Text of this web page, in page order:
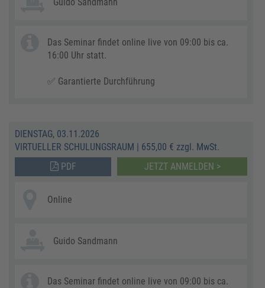
Guido Sandmann
Das Seminar findet online live von 09:00 bis ca.
16:00 Uhr statt.
✅ Garantierte Durchführung
DIENSTAG, 03.11.2026
VIRTUELLER SCHULUNGSRAUM
655,00 € zzgl. MwSt.
PDF
JETZT ANMELDEN >
Online
Guido Sandmann
Das Seminar findet online live von 09:00 bis ca.